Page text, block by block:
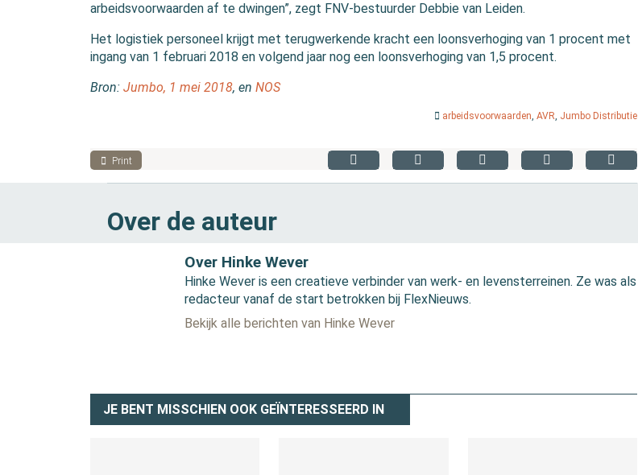
arbeidsvoorwaarden af te dwingen”, zegt FNV-bestuurder Debbie van Leiden.
Het logistiek personeel krijgt met terugwerkende kracht een loonsverhoging van 1 procent met
ingang van 1 februari 2018 en volgend jaar nog een loonsverhoging van 1,5 procent.
Bron: Jumbo, 1 mei 2018, en NOS
arbeidsvoorwaarden,AVR, Jumbo Distributie
Print
Over de auteur
Over Hinke Wever
Hinke Wever is een creatieve verbinder van werk- en levensterreinen. Ze was als
redacteur vanaf de start betrokken bij FlexNieuws.
Bekijk alle berichten van Hinke Wever
JE BENT MISSCHIEN OOK GEÏNTERESSEERD IN